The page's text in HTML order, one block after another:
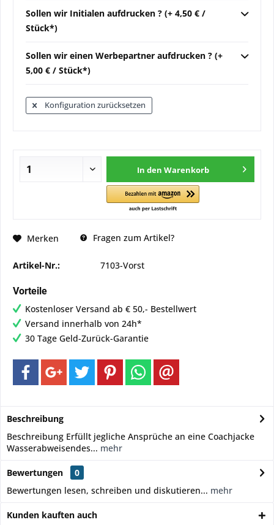
Sollen wir Initialen aufdrucken ? (+ 4,50 € /
Stück*)
Sollen wir einen Werbepartner aufdrucken ? (+
5,00 € / Stück*)
Konfiguration zurücksetzen
In den Warenkorb
Merken Fragen zum Artikel?
Artikel-Nr.: 7103-Vorst
Vorteile
Kostenloser Versand ab € 50,- Bestellwert
Versand innerhalb von 24h*
30 Tage Geld-Zurück-Garantie
Beschreibung
Beschreibung Erfüllt jegliche Ansprüche an eine Coachjacke
Wasserabweisendes... mehr
Bewertungen
0
Bewertungen lesen, schreiben und diskutieren... mehr
Kunden kauften auch